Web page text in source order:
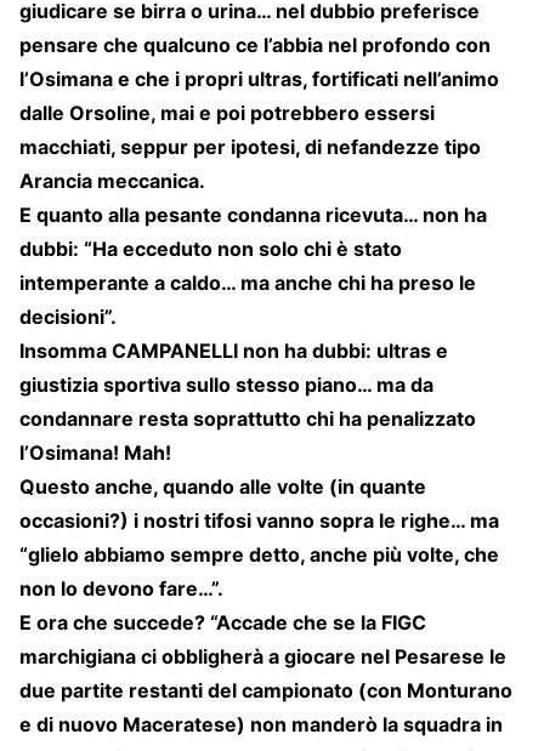
giudicare se birra o urina… nel dubbio preferisce
pensare che qualcuno ce l’abbia nel profondo con
l’Osimana e che i propri ultras, fortificati nell’animo
dalle Orsoline, mai e poi potrebbero essersi
macchiati, seppur per ipotesi, di nefandezze tipo
Arancia meccanica.
E quanto alla pesante condanna ricevuta… non ha
dubbi: “Ha ecceduto non solo chi è stato
intemperante a caldo… ma anche chi ha preso le
decisioni”.
Insomma CAMPANELLI non ha dubbi: ultras e
giustizia sportiva sullo stesso piano… ma da
condannare resta soprattutto chi ha penalizzato
l’Osimana! Mah!
Questo anche, quando alle volte (in quante
occasioni?) i nostri tifosi vanno sopra le righe… ma
“glielo abbiamo sempre detto, anche più volte, che
non lo devono fare…”.
E ora che succede? “Accade che se la FIGC
marchigiana ci obbligherà a giocare nel Pesarese le
due partite restanti del campionato (con Monturano
e di nuovo Maceratese) non manderò la squadra in